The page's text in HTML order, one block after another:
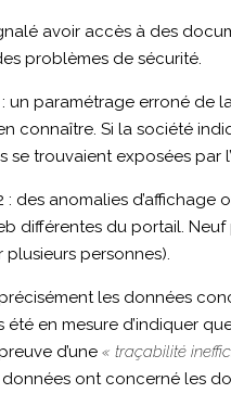
avoir accès à des
problèmes de sécurité.
paramétrage erroné de
connaître. Si la société
trouvaient exposées par
des anomalies
différentes du portail.
personnes).
les données
en mesure d’indiquer
d’une « traçabilité
ont concerné les